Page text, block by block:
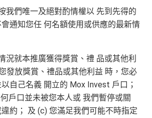
我們唯一及絕對酌情權以 先到先得的
通知您任 何名額使用或供應的最新情
況就本推廣獲得獎賞、禮 品或其他利
發放獎賞、禮品或其他利益 時，您必
自己名義 開立的 Mox Invest 戶口；
戶口並未被您本人或 我們暫停或關
約； 及 (c) 您滿足我們可能不時指定